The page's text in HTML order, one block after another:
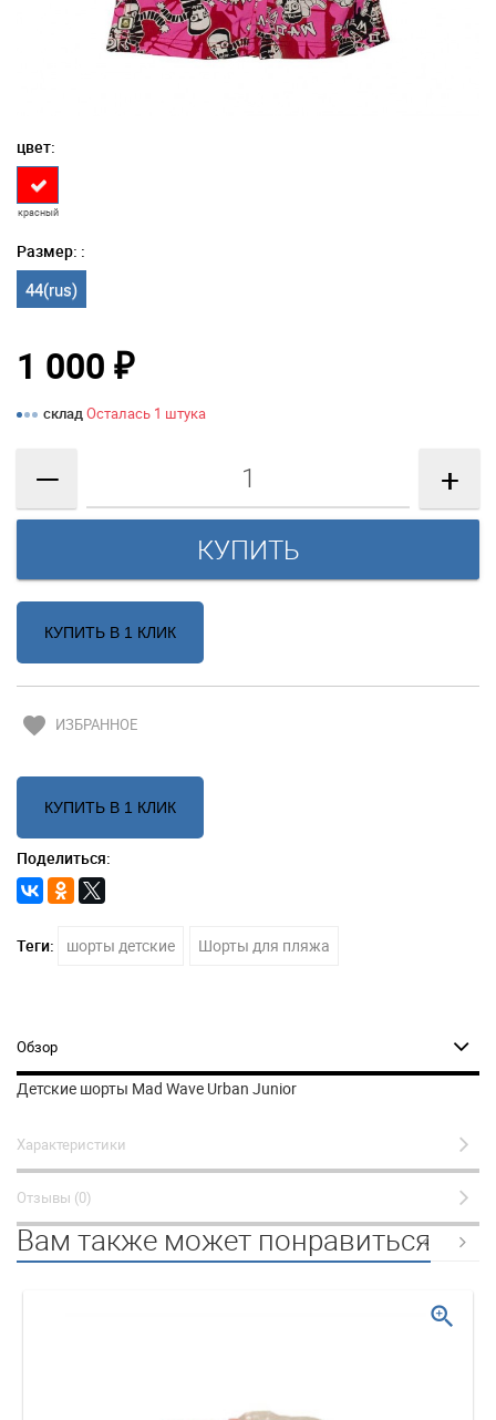
цвет:
красный
Размер: :
44(rus)
1 000 ₽
склад Осталась 1 штука
— +
КУПИТЬ В 1 КЛИК
favorite ИЗБРАННОЕ
КУПИТЬ В 1 КЛИК
Поделиться:
Теги: шорты детские Шорты для пляжа
Обзор
Детские шорты Mad Wave Urban Junior
Характеристики
Отзывы (0)
Вам также может понравиться
zoom_in